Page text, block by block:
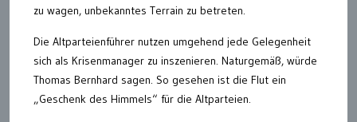
zu wagen, unbekanntes Terrain zu betreten.
Die Altparteienführer nutzen umgehend jede Gelegenheit
sich als Krisenmanager zu inszenieren. Naturgemäß, würde
Thomas Bernhard sagen. So gesehen ist die Flut ein
„Geschenk des Himmels“ für die Altparteien.